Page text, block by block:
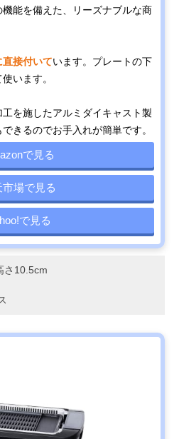
能を備えた、リーズナブルな商
接付いています。プレートの下
います。
を施したアルミダイキャスト製
きるのでお手入れが簡単です。
で見る
市場で見る
で見る
さ10.5cm